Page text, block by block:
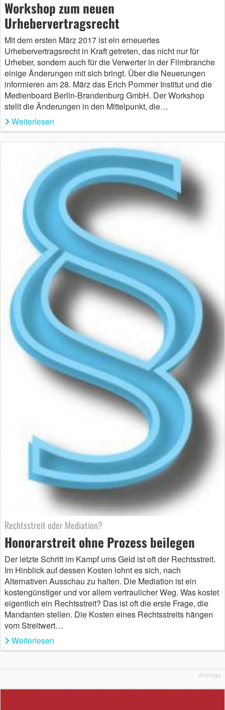
Workshop zum neuen
Urhebervertragsrecht
Mit dem ersten März 2017 ist ein erneuertes
Urhebervertragsrecht in Kraft getreten, das nicht nur für
Urheber, sondern auch für die Verwerter in der Filmbranche
einige Änderungen mit sich bringt. Über die Neuerungen
informieren am 28. März das Erich Pommer Institut und die
Medienboard Berlin-Brandenburg GmbH. Der Workshop
stellt die Änderungen in den Mittelpunkt, die…
Weiterlesen
Rechtsstreit oder Mediation?
Honorarstreit ohne Prozess beilegen
Der letzte Schritt im Kampf ums Geld ist oft der Rechtsstreit.
Im Hinblick auf dessen Kosten lohnt es sich, nach
Alternativen Ausschau zu halten. Die Mediation ist ein
kostengünstiger und vor allem vertraulicher Weg. Was kostet
eigentlich ein Rechtsstreit? Das ist oft die erste Frage, die
Mandanten stellen. Die Kosten eines Rechtsstreits hängen
vom Streitwert…
Weiterlesen
Anzeige